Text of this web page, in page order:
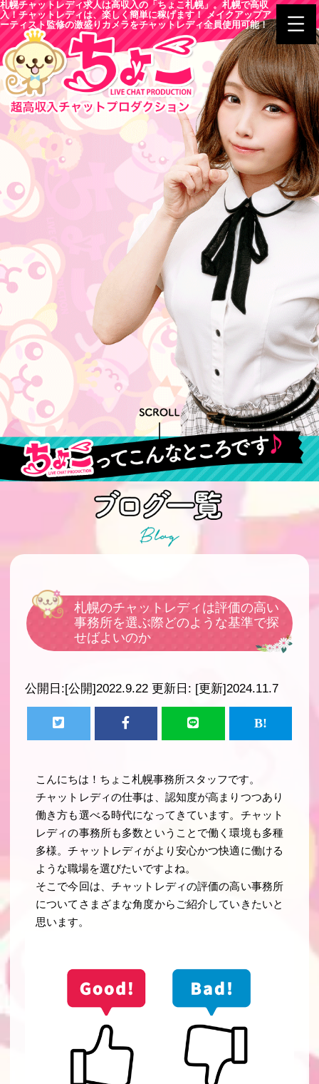
札幌チャットレディ求人は高収入の「ちょこ札幌」。札幌で高収
入！チャットレディは、楽しく簡単に稼げます！ メイクアップア
ーティスト監修の激盛りカメラをチャットレディ全員使用可能！
札幌のチャットレディは評価の高い
事務所を選ぶ際どのような基準で探
せばよいのか
公開日:[公開]2022.9.22 更新日: [更新]2024.11.7
こんにちは！ちょこ札幌事務所スタッフです。
チャットレディの仕事は、認知度が高まりつつあり
働き方も選べる時代になってきています。チャット
レディの事務所も多数ということで働く環境も多種
多様。チャットレディがより安心かつ快適に働ける
ような職場を選びたいですよね。
そこで今回は、チャットレディの評価の高い事務所
についてさまざまな角度からご紹介していきたいと
思います。